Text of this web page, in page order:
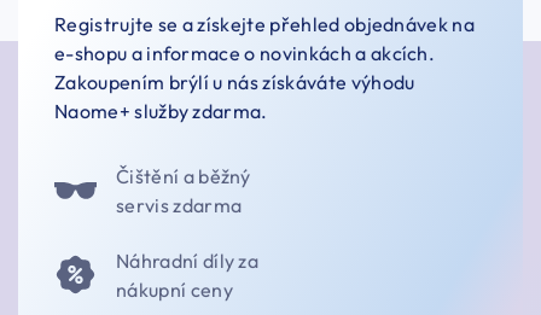
Registrujte se a získejte přehled objednávek na
e-shopu a informace o novinkách a akcích.
Zakoupením brýlí u nás získáváte výhodu
Naome+ služby zdarma.
Čištění a běžný
servis zdarma
Náhradní díly za
nákupní ceny